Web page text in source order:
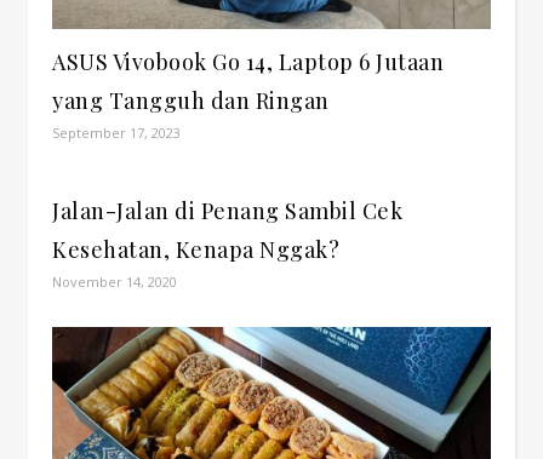
ASUS Vivobook Go 14, Laptop 6 Jutaan
yang Tangguh dan Ringan
September 17, 2023
Jalan-Jalan di Penang Sambil Cek
Kesehatan, Kenapa Nggak?
November 14, 2020